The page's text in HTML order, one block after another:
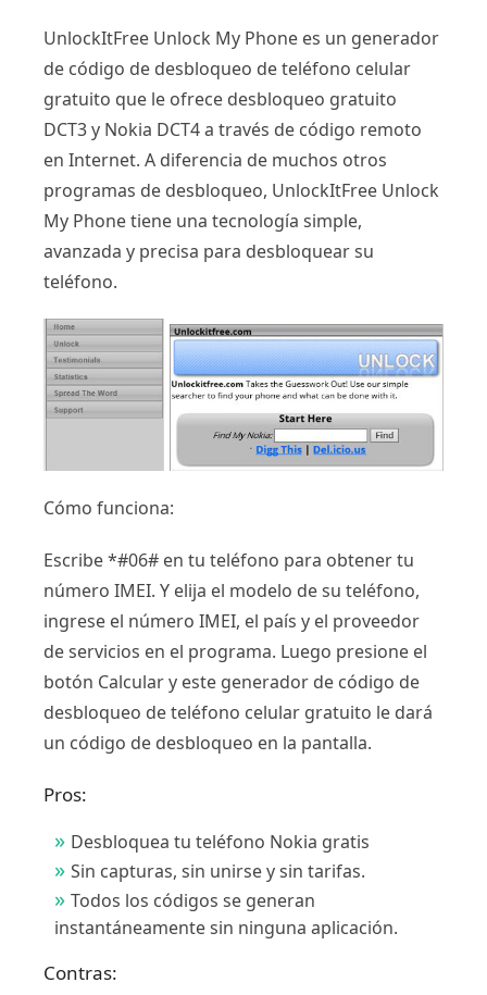
UnlockItFree Unlock My Phone es un generador
de código de desbloqueo de teléfono celular
gratuito que le ofrece desbloqueo gratuito
DCT3 y Nokia DCT4 a través de código remoto
en Internet. A diferencia de muchos otros
programas de desbloqueo, UnlockItFree Unlock
My Phone tiene una tecnología simple,
avanzada y precisa para desbloquear su
teléfono.
Cómo funciona:
Escribe *#06# en tu teléfono para obtener tu
número IMEI. Y elija el modelo de su teléfono,
ingrese el número IMEI, el país y el proveedor
de servicios en el programa. Luego presione el
botón Calcular y este generador de código de
desbloqueo de teléfono celular gratuito le dará
un código de desbloqueo en la pantalla.
Pros:
Desbloquea tu teléfono Nokia gratis
Sin capturas, sin unirse y sin tarifas.
Todos los códigos se generan
instantáneamente sin ninguna aplicación.
Contras: